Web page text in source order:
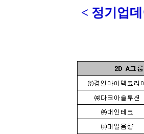
< 정기업